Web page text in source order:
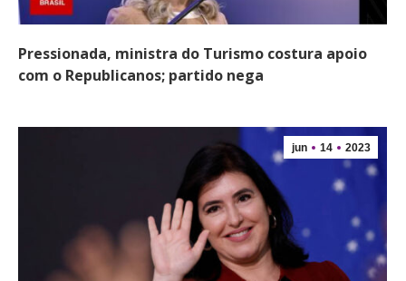
Pressionada, ministra do Turismo costura apoio
com o Republicanos; partido nega
jun 14 2023